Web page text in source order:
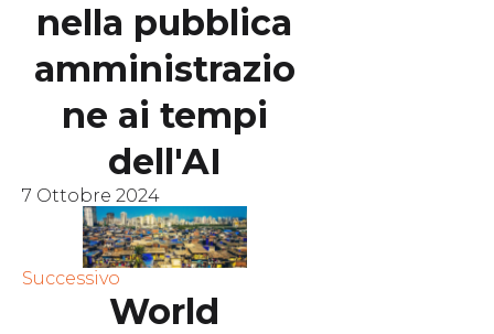
nella pubblica
amministrazio
ne ai tempi
dell'AI
7 Ottobre 2024
Successivo
World